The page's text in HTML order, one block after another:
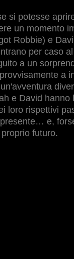
si potesse
un momento
Robbie) e
per caso
a un
a
e David hanno
loro rispettivi
e,
futuro.